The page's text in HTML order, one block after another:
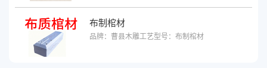
布制棺材
品牌：曹县木雕工艺型号：布制棺材